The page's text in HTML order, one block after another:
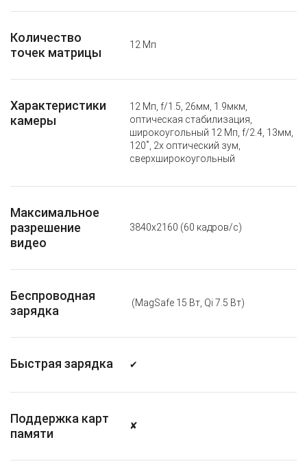
Количество
точек матрицы
12 Мп
Характеристики
камеры
12 Мп, f/1.5, 26мм, 1.9мкм,
оптическая стабилизация,
широкоугольный 12 Мп, f/2.4, 13мм,
120˚, 2x оптический зум,
сверхширокоугольный
Максимальное
разрешение
видео
3840x2160 (60 кадров/с)
Беспроводная
зарядка
(MagSafe 15 Вт, Qi 7.5 Вт)
Быстрая зарядка ✔
Поддержка карт
памяти
✘